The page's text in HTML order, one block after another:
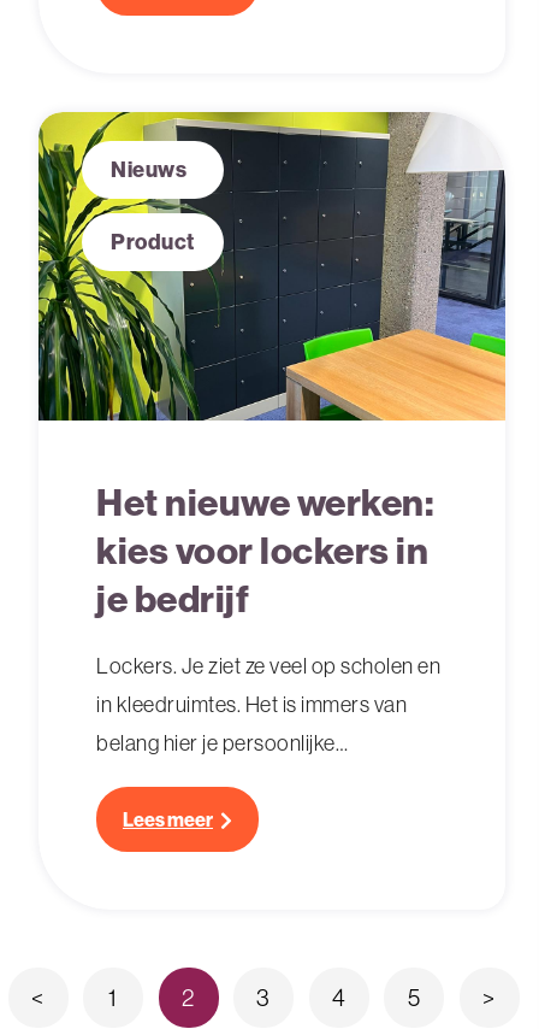
kies je eigenlijk voor een metaal? Dit
Nieuws
Product
Het nieuwe werken:
kies voor lockers in
je bedrijf
Lockers. Je ziet ze veel op scholen en
in kleedruimtes. Het is immers van
belang hier je persoonlijke
eigendommen veilig in op te bergen.
Waarom dan geen lockers in je
bedrijf? Precies: met lockerkasten ga
Lees meer
Berichten
< 1 2 3 4 5 >